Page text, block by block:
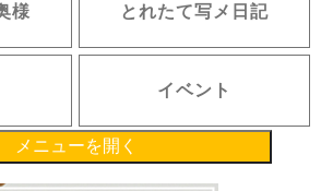
様 とれたて写メ日記
イベント
メニューを開く